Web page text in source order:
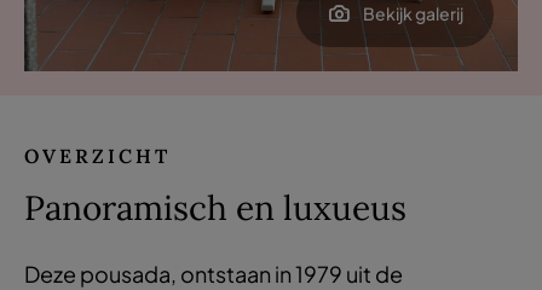
Bekijk galerij
OVERZICHT
Panoramisch en luxueus
Deze pousada, ontstaan in 1979 uit de